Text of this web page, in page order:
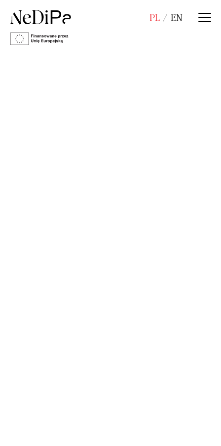
PL EN